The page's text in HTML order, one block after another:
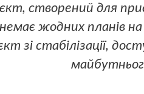
створений для
жодних планів
зі стабілізації,